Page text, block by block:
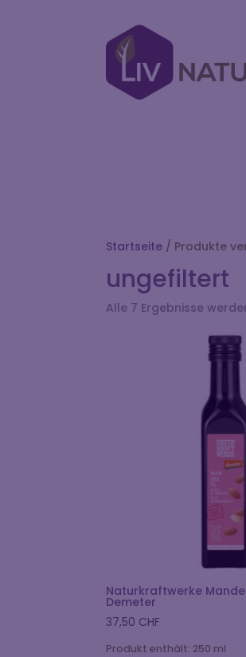
Startseite/ Produkte
ungefiltert
Alle 7 Ergebnisse
Naturkraftwerke
Demeter
37,50 CHF
Produkt enthält: 250 ml